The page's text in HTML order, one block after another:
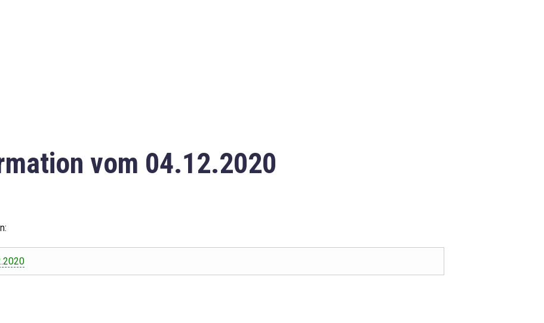
vom 04.12.2020